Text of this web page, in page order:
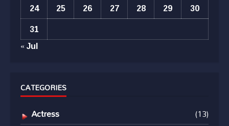
24
25 26 27 28 29
30
31
« Jul
CATEGORIES
Actress
(13)